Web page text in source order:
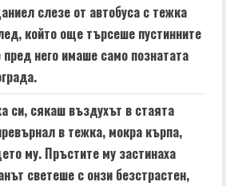
слезе от автобуса с тежка
който още търсеше пустинните
него имаше само познатата
си, сякаш въздухът в стаята
в тежка, мокра кърпа,
му. Пръстите му застинаха
светеше с онзи безстрастен,